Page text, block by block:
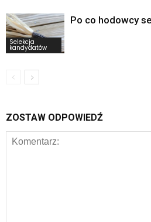
Selekcja
kandydatów
Po co hodowcy
ZOSTAW ODPOWIEDŹ